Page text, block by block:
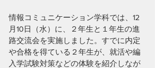
情報コミュニケーション学科では、12
月10日（水）に、２年生と１年生の進
路交流会を実施しました。すでに内定
や合格を得ている２年生が、就活や編
入学試験対策などの体験を紹介しなが